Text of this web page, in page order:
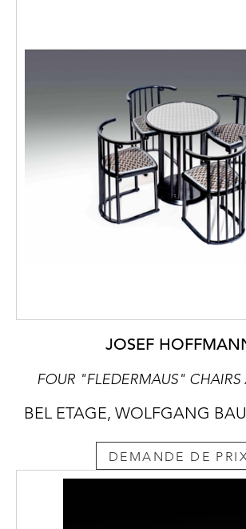
JOSEF
FOUR "FLEDERMAUS" CHAIRS
BEL ETAGE, WOLFGANG
DEMANDE DE PRIX